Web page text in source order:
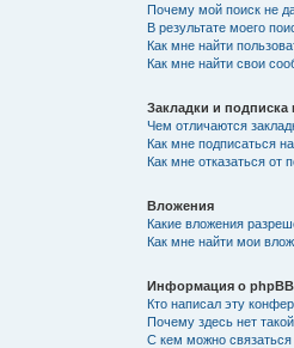
Почему мой поиск не
В результате моего
Как мне найти
Как мне найти свои
Закладки и подписка
Чем отличаются
Как мне подписаться
Как мне отказаться от
Вложения
Какие вложения
Как мне найти мои
Информация о
Кто написал эту
Почему здесь нет
С кем можно связаться